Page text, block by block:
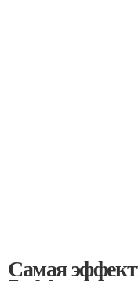
Самая